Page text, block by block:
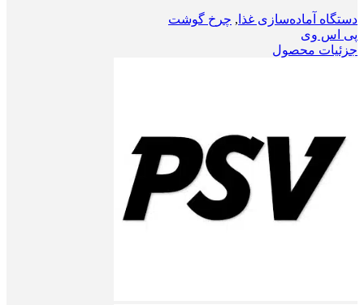
دستگاه آماده‌سازی غذا , چرخ گوشت
پی اس وی
جزئیات محصول